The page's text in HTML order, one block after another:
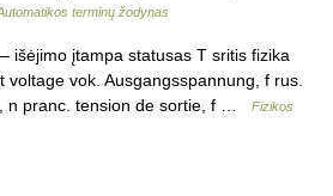
terminų žodynas
išėjimo įtampa statusas T sritis fizika
vok. Ausgangsspannung, f rus.
n pranc. tension de sortie, f …
Fizikos